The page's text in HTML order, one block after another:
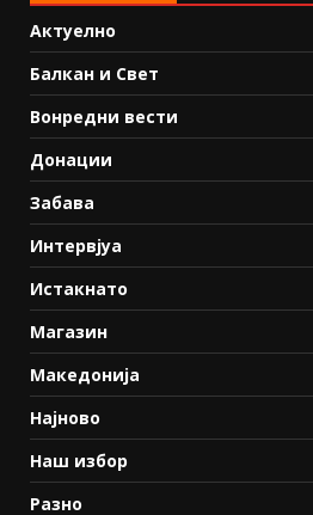
Актуелно
Балкан и Свет
Вонредни вести
Донации
Забава
Интервјуа
Истакнато
Магазин
Македонија
Најново
Наш избор
Разно